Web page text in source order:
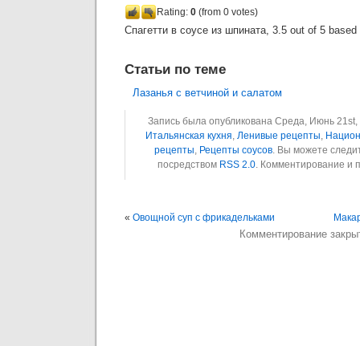
Rating: 0 (from 0 votes)
Спагетти в соусе из шпината, 3.5 out of 5
Статьи по теме
Лазанья с ветчиной и салатом
Запись была опубликована Среда, Июнь 21st,
Итальянская кухня, Ленивые рецепты,
рецепты, Рецепты соусов. Вы можете
посредством RSS 2.0. Комментирование и
« Овощной суп с фрикадельками
Комментирование